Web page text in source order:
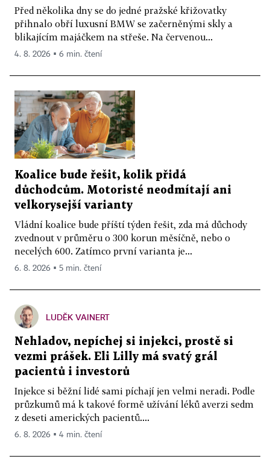
Před několika dny se do jedné pražské křižovatky
přihnalo obří luxusní BMW se začerněnými skly a
blikajícím majáčkem na střeše. Na červenou...
4. 8. 2026 ▪ 6 min. čtení
Koalice bude řešit, kolik přidá
důchodcům. Motoristé neodmítají ani
velkorysejší varianty
Vládní koalice bude příští týden řešit, zda má důchody
zvednout v průměru o 300 korun měsíčně, nebo o
necelých 600. Zatímco první varianta je...
6. 8. 2026 ▪ 5 min. čtení
LUDĚK VAINERT
Nehladov, nepíchej si injekci, prostě si
vezmi prášek. Eli Lilly má svatý grál
pacientů i investorů
Injekce si běžní lidé sami píchají jen velmi neradi. Podle
průzkumů má k takové formě užívání léků averzi sedm
z deseti amerických pacientů....
6. 8. 2026 ▪ 4 min. čtení